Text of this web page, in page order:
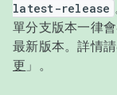
latest-release
單分支版本一律
最新版本。詳情請
更 」。